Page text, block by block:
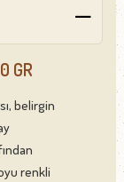
GR
belirgin
renkli